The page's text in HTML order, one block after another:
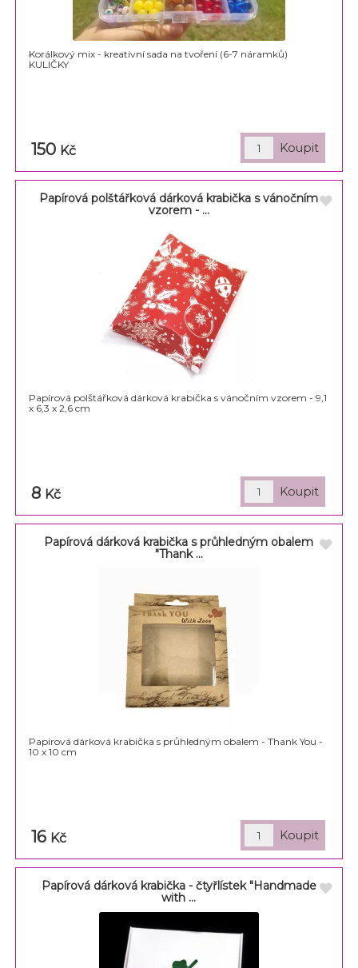
Korálkový mix - kreativní sada na tvoření (6-7 náramků)
KULIČKY
150 Kč
Papírová polštářková dárková krabička s vánočním
vzorem - ...
Papírová polštářková dárková krabička s vánočním vzorem - 9,1
x 6,3 x 2,6 cm
8 Kč
Papírová dárková krabička s průhledným obalem
"Thank ...
Papírová dárková krabička s průhledným obalem - Thank You -
10 x 10 cm
16 Kč
Papírová dárková krabička - čtyřlístek "Handmade
with ...